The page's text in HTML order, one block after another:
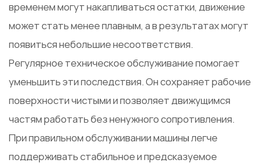
временем могут накапливаться остатки, движение
может стать менее плавным, а в результатах могут
появиться небольшие несоответствия.
Регулярное техническое обслуживание помогает
уменьшить эти последствия. Он сохраняет рабочие
поверхности чистыми и позволяет движущимся
частям работать без ненужного сопротивления.
При правильном обслуживании машины легче
поддерживать стабильное и предсказуемое